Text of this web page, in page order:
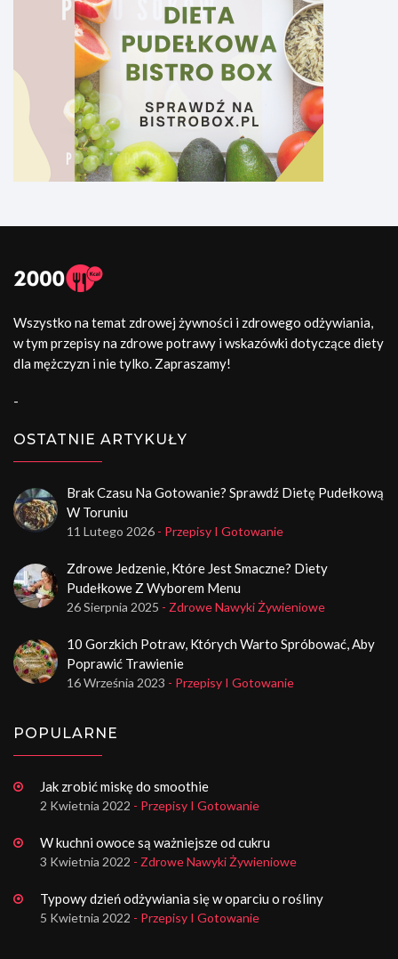
Wszystko na temat zdrowej żywności i zdrowego odżywiania,
w tym przepisy na zdrowe potrawy i wskazówki dotyczące diety
dla mężczyzn i nie tylko. Zapraszamy!
-
OSTATNIE ARTYKUŁY
Brak Czasu Na Gotowanie? Sprawdź Dietę Pudełkową
W Toruniu
11 Lutego 2026 - Przepisy I Gotowanie
Zdrowe Jedzenie, Które Jest Smaczne? Diety
Pudełkowe Z Wyborem Menu
26 Sierpnia 2025 - Zdrowe Nawyki Żywieniowe
10 Gorzkich Potraw, Których Warto Spróbować, Aby
Poprawić Trawienie
16 Września 2023 - Przepisy I Gotowanie
POPULARNE
Jak zrobić miskę do smoothie
2 Kwietnia 2022 - Przepisy I Gotowanie
W kuchni owoce są ważniejsze od cukru
3 Kwietnia 2022 - Zdrowe Nawyki Żywieniowe
Typowy dzień odżywiania się w oparciu o rośliny
5 Kwietnia 2022 - Przepisy I Gotowanie